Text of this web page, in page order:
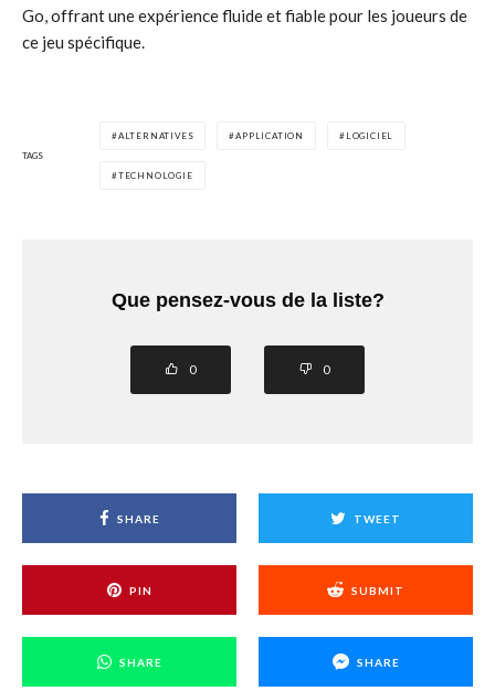
Go, offrant une expérience fluide et fiable pour les joueurs de
ce jeu spécifique.
TAGS
ALTERNATIVES APPLICATION LOGICIEL
TECHNOLOGIE
Que pensez-vous de la liste?
0 0
SHARE TWEET
PIN SUBMIT
SHARE SHARE